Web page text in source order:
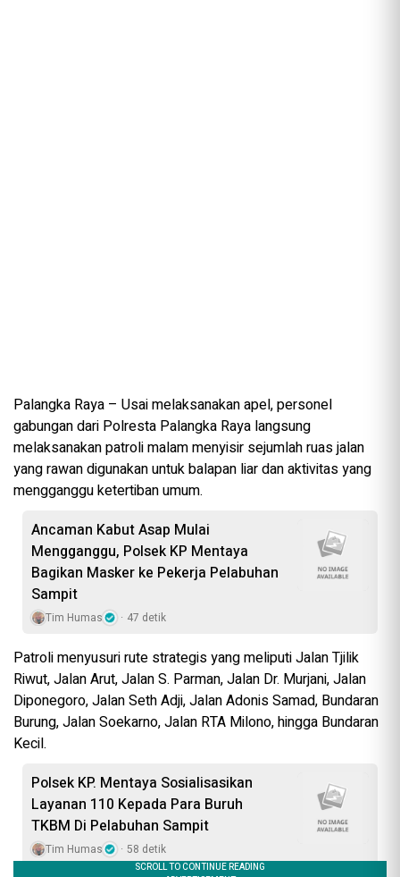
Palangka Raya – Usai melaksanakan apel, personel
gabungan dari Polresta Palangka Raya langsung
melaksanakan patroli malam menyisir sejumlah ruas jalan
yang rawan digunakan untuk balapan liar dan aktivitas yang
mengganggu ketertiban umum.
Ancaman Kabut Asap Mulai
Mengganggu, Polsek KP Mentaya
Bagikan Masker ke Pekerja Pelabuhan
Sampit
Tim Humas 47 detik
Patroli menyusuri rute strategis yang meliputi Jalan Tjilik
Riwut, Jalan Arut, Jalan S. Parman, Jalan Dr. Murjani, Jalan
Diponegoro, Jalan Seth Adji, Jalan Adonis Samad, Bundaran
Burung, Jalan Soekarno, Jalan RTA Milono, hingga Bundaran
Kecil.
Polsek KP. Mentaya Sosialisasikan
Layanan 110 Kepada Para Buruh
TKBM Di Pelabuhan Sampit
Tim Humas 58 detik